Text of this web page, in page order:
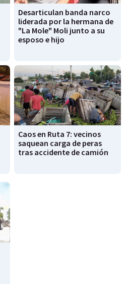
Desarticulan banda narco
liderada por la hermana de
"La Mole" Moli junto a su
esposo e hijo
Caos en Ruta 7: vecinos
saquean carga de peras
tras accidente de camión